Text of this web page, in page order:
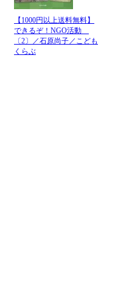
【1000円以上送料無料】
できるぞ！NGO活動
〔2〕／石原尚子／こども
くらぶ